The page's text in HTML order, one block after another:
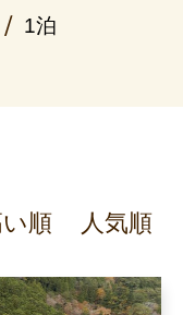
1泊
順 人気順